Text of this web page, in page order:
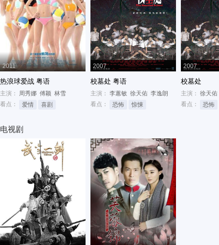
2011
热浪球爱战 粤语
主演： 周秀娜 傅颖 林雪
看点：
爱情 喜剧
2007
校墓处 粤语
主演： 李蕙敏 徐天佑 李逸朗
看点：
恐怖 惊悚
2007
校墓处
主演： 徐天佑
看点：
恐怖
电视剧